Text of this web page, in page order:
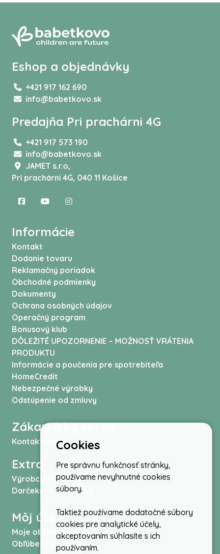
Eshop a objednávky
+421 917 162 690
info@babetkovo.sk
Predajňa Pri prachárni 4G
+421 917 573 190
info@babetkovo.sk
JAMET s.r.o,
Pri prachárni 4G, 040 11 Košice
Informácie
Kontakt
Dodanie tovaru
Reklamačný poriadok
Obchodné podmienky
Dokumenty
Ochrana osobných údajov
Operačný program
Bonusový klub
DÔLEŽITÉ UPOZORNENIE – MOŽNOSŤ VRÁTENIA
PRODUKTU
Informácie a poučenia pre spotrebiteľa
HomeCredit
Nebezpečné výrobky
Odstúpenie od zmluvy
Zákaznícky servis
Kontaktujte nás
Extra
Výrobcovia
Darčekové poukážky
Môj účet
Moje objednávky
Obľúbené produkty
Cookies
Pre správnu funkčnosť stránky,
používame nevyhnutné cookies
súbory.
Taktiež používame dodatočné súbory
cookies pre analytické účely,
akceptovaním súhlasíte s ich
používaním.